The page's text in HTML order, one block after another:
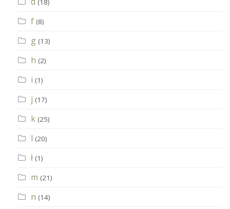
(18)
f (8)
g (13)
h (2)
i (1)
j (17)
k (25)
l (20)
ł (1)
m (21)
n (14)